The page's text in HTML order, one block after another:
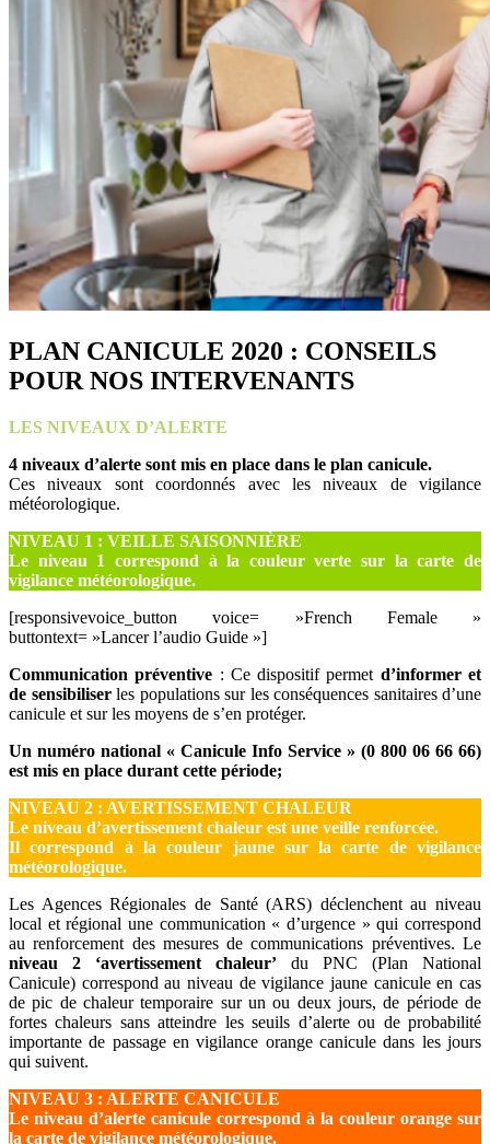
PLAN CANICULE 2020 : CONSEILS
POUR NOS INTERVENANTS
LES NIVEAUX D’ALERTE
4 niveaux d’alerte sont mis en place dans le plan canicule.
Ces niveaux sont coordonnés avec les niveaux de vigilance
météorologique.
NIVEAU 1 : VEILLE SAISONNIÈRE
Le niveau 1 correspond à la couleur verte sur la carte de
vigilance météorologique.
[responsivevoice_button voice= »French Female »
buttontext= »Lancer l’audio Guide »]
Communication préventive : Ce dispositif permet d’informer et
de sensibiliserles populations sur les conséquences sanitaires d’une
canicule et sur les moyens de s’en protéger.
Un numéro national « Canicule Info Service » (0 800 06 66 66)
est mis en place durant cette période;
NIVEAU 2 : AVERTISSEMENT CHALEUR
Le niveau d’avertissement chaleur est une veille renforcée.
Il correspond à la couleur jaune sur la carte de vigilance
météorologique.
Les Agences Régionales de Santé (ARS) déclenchent au niveau
local et régional une communication « d’urgence » qui correspond
au renforcement des mesures de communications préventives. Le
niveau 2 ‘avertissement chaleur’ du PNC (Plan National
Canicule) correspond au niveau de vigilance jaune canicule en cas
de pic de chaleur temporaire sur un ou deux jours, de période de
fortes chaleurs sans atteindre les seuils d’alerte ou de probabilité
importante de passage en vigilance orange canicule dans les jours
qui suivent.
NIVEAU 3 : ALERTE CANICULE
Le niveau d’alerte canicule correspond à la couleur orange sur
la carte de vigilance météorologique.